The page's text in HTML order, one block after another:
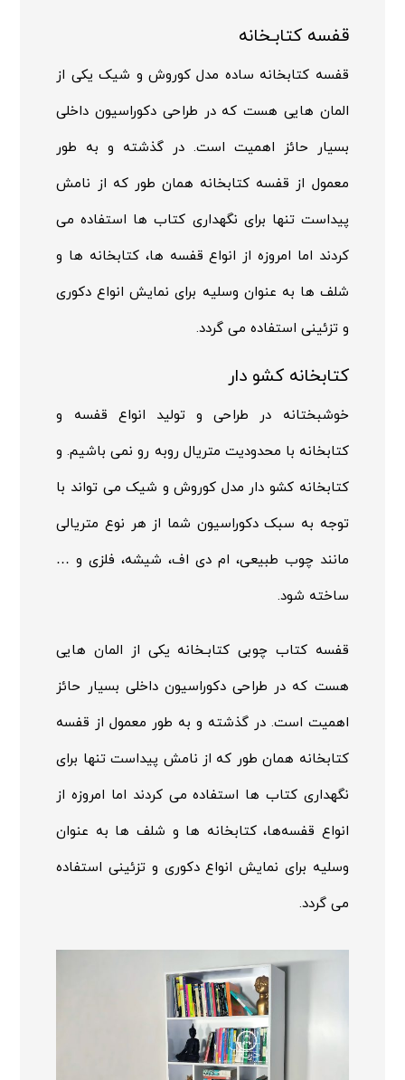
قفسه کتابـخانه
قفسه کتابخانه ساده مدل کوروش و شیک یکی از
المان هایی هست که در طراحی دکوراسیون داخلی
بسیار حائز اهمیت است. در گذشته و به طور
معمول از قفسه کتابخانه همان طور که از نامش
پیداست تنها برای نگهداری کتاب ها استفاده می
کردند اما امروزه از انواع قفسه ها، کتابخانه ها و
شلف ها به عنوان وسلیه برای نمایش انواع دکوری
و تزئینی استفاده می گردد.
کتابخانه کشو دار
خوشبختانه در طراحی و تولید انواع قفسه و
کتابخانه با محدودیت متریال روبه رو نمی باشیم. و
کتابخانه کشو دار مدل کوروش و شیک می تواند با
توجه به سبک دکوراسیون شما از هر نوع متریالی
مانند چوب طبیعی، ام دی اف، شیشه، فلزی و …
ساخته شود.
قفسه کتاب چوبی کتابـخانه یکی از المان هایی
هست که در طراحی دکوراسیون داخلی بسیار حائز
اهمیت است. در گذشته و به طور معمول از قفسه
کتابخانه همان طور که از نامش پیداست تنها برای
نگهداری کتاب ها استفاده می کردند اما امروزه از
انواع قفسه‌ها، کتابخانه ها و شلف ها به عنوان
وسلیه برای نمایش انواع دکوری و تزئینی استفاده
می گردد.